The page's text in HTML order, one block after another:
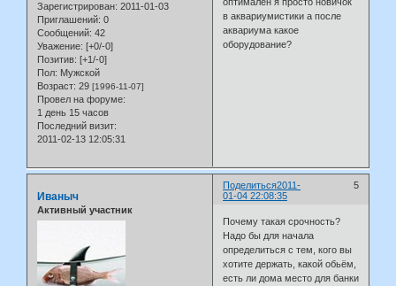
Зарегистрирован: 2011-01-03
Приглашений: 0
Сообщений: 42
Уважение: [+0/-0]
Позитив: [+1/-0]
Пол: Мужской
Возраст: 29 [1996-11-07]
Провел на форуме:
1 день 15 часов
Последний визит:
2011-02-13 12:05:31
в аквариумистики а после
аквариума какое
оборудование?
Поделиться 5
2011-
01-04 22:08:35
Иваныч
Активный участник
Почему такая срочность?
Надо бы для начала
определиться с тем, кого вы
хотите держать, какой обьём,
есть ли дома место для банки